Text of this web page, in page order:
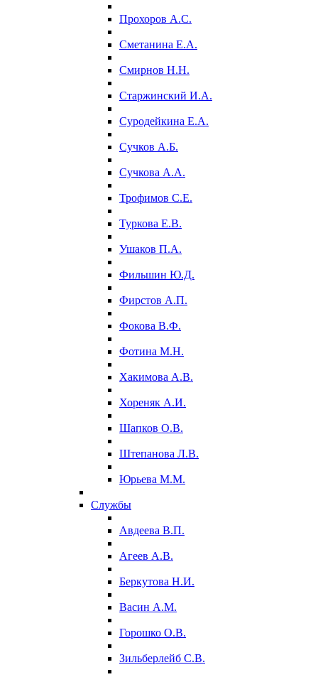
Прохоров А.С.
Сметанина Е.А.
Смирнов Н.Н.
Старжинский И.А.
Суродейкина Е.А.
Сучков А.Б.
Сучкова А.А.
Трофимов С.Е.
Туркова Е.В.
Ушаков П.А.
Фильшин Ю.Д.
Фирстов А.П.
Фокова В.Ф.
Фотина М.Н.
Хакимова А.В.
Хореняк А.И.
Шапков О.В.
Штепанова Л.В.
Юрьева М.М.
Службы
Авдеева В.П.
Агеев А.В.
Беркутова Н.И.
Васин А.М.
Горошко О.В.
Зильберлейб С.В.